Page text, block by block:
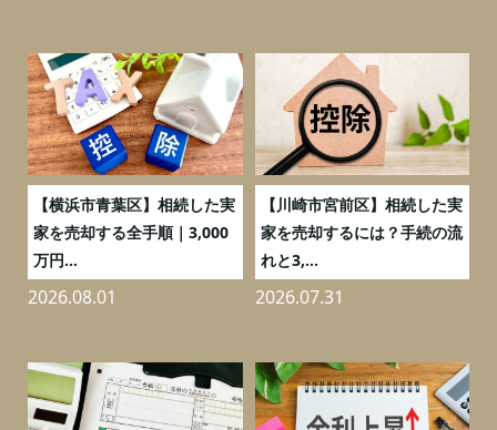
【横浜市青葉区】相続した実
家を売却する全手順｜3,000
万円...
2026.08.01
【川崎市宮前区】相続した実
家を売却するには？手続の流
れと3,...
2026.07.31